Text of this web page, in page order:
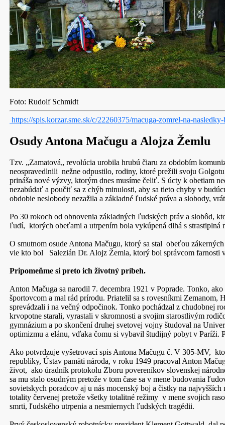
Foto: Rudolf Schmidt
https://spis.korzar.sme.sk/c/22260375/macuga-zomrel-na-
Osudy Antona Mačugu a Alojza Žemlu
Tzv. „Zamatová„ revolúcia urobila hrubú čiaru za obdobím
neospravedlnili nežne odpustilo, rodiny, ktoré prežili svoju
prináša nové výzvy, ktorým dnes musíme čeliť. S úcty k obetiam
nezabúdať a poučiť sa z chýb minulosti, aby sa tieto chyby v
obdobie neslobody nezažila a základné ľudské práva a slobody,
Po 30 rokoch od obnovenia základných ľudských práv a slobôd,
ľudí, ktorých obeťami a utrpením bola vykúpená dlhá s strastiplná
O smutnom osude Antona Mačugu, ktorý sa stal obeťou
vie kto bol Salezián Dr. Alojz Žemla, ktorý bol správcom farnosti
Pripomeňme si preto ich životný príbeh.
Anton Mačuga sa narodil 7. decembra 1921 v Poprade. Tonko,
športovcom a mal rád prírodu. Priatelil sa s rovesníkmi
sprevádzali i na večný odpočinok. Tonko pochádzal z chudobnej
krvopotne starali, vyrastali v skromnosti a svojim starostlivým
gymnázium a po skončení druhej svetovej vojny študoval na
optimizmu a elánu, vďaka čomu si vybavil študijný pobyt v Paríži.
Ako potvrdzuje vyšetrovací spis Antona Mačugu č. V 305-MV,
republiky, Ústav pamäti národa, v roku 1949 pracoval Anton
život, ako úradník protokolu Zboru povereníkov slovenskej
sa mu stalo osudným pretože v tom čase sa v mene budovania
sovietskych poradcov aj u nás mocenský boj a čistky na
totality červenej pretože všetky totalitné režimy v mene svojich
smrti, ľudského utrpenia a nesmiernych ľudských tragédii.